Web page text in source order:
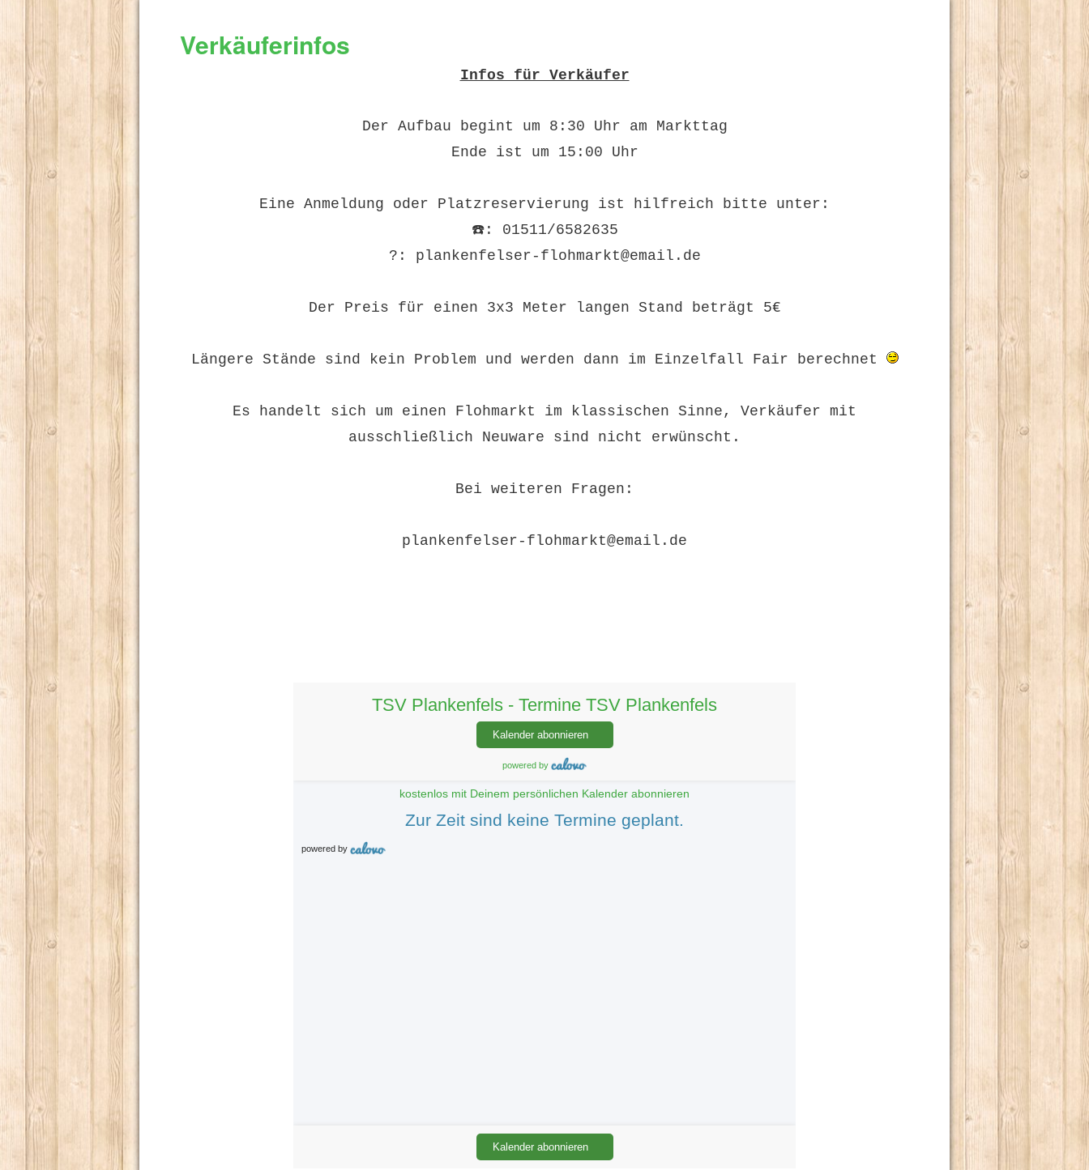
Verkäuferinfos
Infos für Verkäufer
Der Aufbau begint um 8:30 Uhr am Markttag
Ende ist um 15:00 Uhr
Eine Anmeldung oder Platzreservierung ist hilfreich bitte unter:
☎️: 01511/6582635
?: plankenfelser-flohmarkt@email.de
Der Preis für einen 3x3 Meter langen Stand beträgt 5€
Längere Stände sind kein Problem und werden dann im Einzelfall Fair berechnet
Es handelt sich um einen Flohmarkt im klassischen Sinne, Verkäufer mit
ausschließlich Neuware sind nicht erwünscht.
Bei weiteren Fragen:
plankenfelser-flohmarkt@email.de